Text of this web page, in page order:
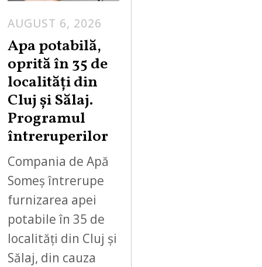
AUGUST 6, 2026
Apa potabilă,
oprită în 35 de
localități din
Cluj și Sălaj.
Programul
întreruperilor
Compania de Apă
Someș întrerupe
furnizarea apei
potabile în 35 de
localități din Cluj și
Sălaj, din cauza